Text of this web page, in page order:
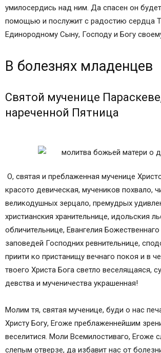
умилосердись над ним. Да спасен он
помощью и послужит с радостию сердца
Единородному Сыну, Господу и Богу
В болезнях младенцев
Святой мученице
нареченной Пятница
О, святая и преблаженная мученице
красото девическая, мучеников похвало,
великодушных зерцало, премудрых
христианския хранительнице, идольския
обличительнице, Евангелия
заповедей Господних ревнительнице,
приити ко пристанищу вечнаго покоя и в
твоего Христа Бога светло веселящаяся,
девства и мученичества украшенная!
Молим тя, святая мученице, буди о нас
Христу Богу, Егоже преблаженнейшим
веселитися. Моли Всемилостиваго, Егоже
слепым отверзе, да избавит нас от